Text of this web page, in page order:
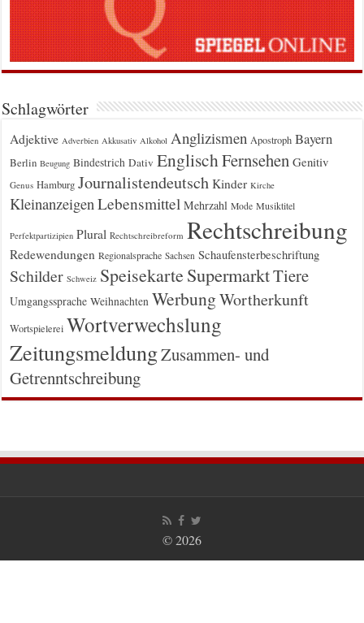
Schlagwörter
Adjektive Adverbien Akkusativ Alkohol Anglizismen Apostroph Bayern
Berlin Beugung Bindestrich Dativ EnglischFernsehen Genitiv
Genus Hamburg Journalistendeutsch Kinder Kirche
Kleinanzeigen Lebensmittel Mehrzahl Mode Musiktitel
Perfektpartizipien Plural Rechtschreibreform Rechtschreibung
Redewendungen Regionalsprache Sachsen Schaufensterbeschriftung
Schilder Schweiz Speisekarte SupermarktTiere
Umgangssprache Weihnachten WerbungWortherkunft
Wortspielerei Wortverwechslung
ZeitungsmeldungZusammen- und
Getrenntschreibung
© 2026